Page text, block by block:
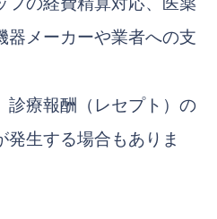
器メーカーや業者への支
療報酬（レセプト）の
発生する場合もありま